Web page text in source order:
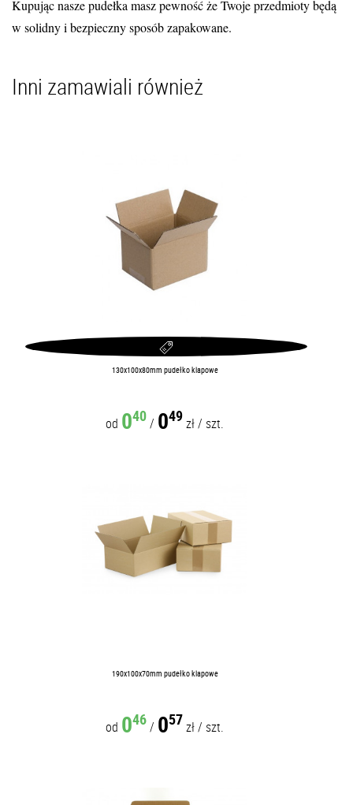
Kupując nasze pudełka masz pewność że Twoje przedmioty będą
w solidny i bezpieczny sposób zapakowane.
Inni zamawiali również
130x100x80mm pudełko klapowe
od 040/ 049zł/ szt.
190x100x70mm pudełko klapowe
od 046/ 057zł/ szt.